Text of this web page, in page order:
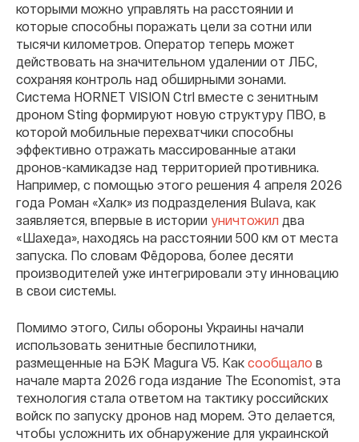
которыми можно управлять на расстоянии и
которые способны поражать цели за сотни или
тысячи километров. Оператор теперь может
действовать на значительном удалении от ЛБС,
сохраняя контроль над обширными зонами.
Система HORNET VISION Ctrl вместе с зенитным
дроном Sting формируют новую структуру ПВО, в
которой мобильные перехватчики способны
эффективно отражать массированные атаки
дронов-камикадзе над территорией противника.
Например, с помощью этого решения 4 апреля 2026
года Роман «Халк» из подразделения Bulava, как
заявляется, впервые в истории уничтожил два
«Шахеда», находясь на расстоянии 500 км от места
запуска. По словам Фёдорова, более десяти
производителей уже интегрировали эту инновацию
в свои системы.
Помимо этого, Силы обороны Украины начали
использовать зенитные беспилотники,
размещенные на БЭК Magura V5. Как сообщало в
начале марта 2026 года издание The Economist, эта
технология стала ответом на тактику российских
войск по запуску дронов над морем. Это делается,
чтобы усложнить их обнаружение для украинской